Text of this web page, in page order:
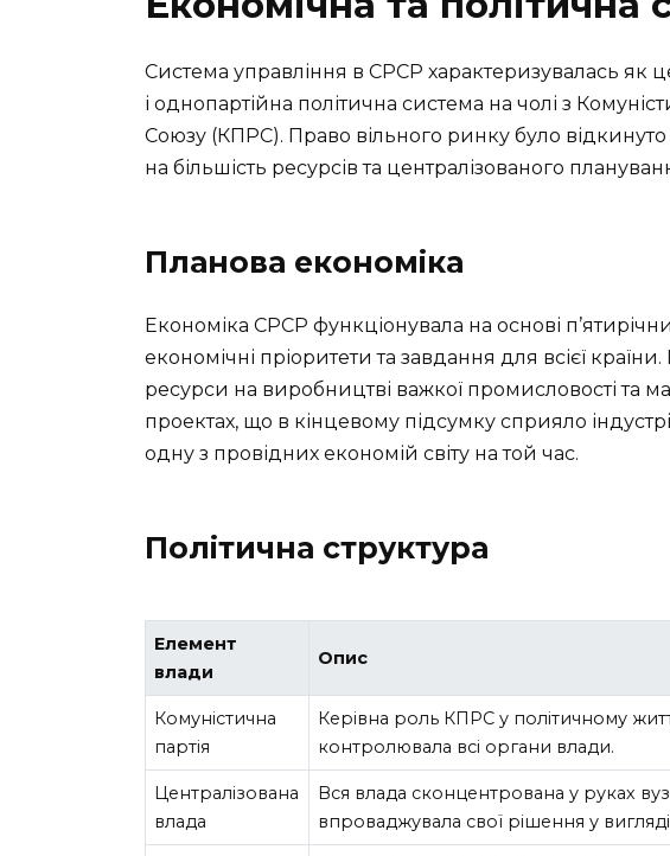
Система управління в СРСР характеризувалась як
і однопартійна політична система на чолі з
Союзу (КПРС). Право вільного ринку було відкинуто
на більшість ресурсів та централізованого
Планова економіка
Економіка СРСР функціонувала на основі
економічні пріоритети та завдання для всієї
ресурси на виробництві важкої промисловості та
проектах, що в кінцевому підсумку сприяло
одну з провідних економій світу на той час.
Політична структура
Елемент
влади
Опис
Комуністична
партія
Керівна роль КПРС у політичному
контролювала всі органи влади.
Централізована
влада
Вся влада сконцентрована у руках
впроваджувала свої рішення у